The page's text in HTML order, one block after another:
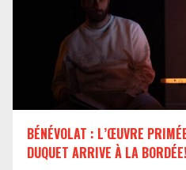
BÉNÉVOLAT : L’ŒUVRE
DUQUET ARRIVE À LA BORDÉE!